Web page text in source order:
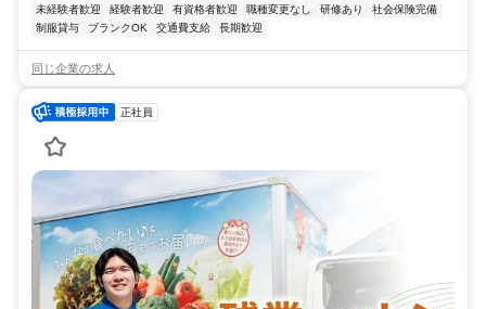
未経験者歓迎
経験者歓迎 有資格者歓迎 職種変更なし 研修あり
社会保険完備
制服貸与
ブランクOK 交通費支給 長期歓迎
同じ企業の求人
正社員